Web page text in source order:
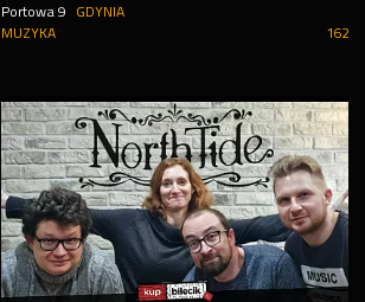
Portowa 9
GDYNIA
162
MUZYKA